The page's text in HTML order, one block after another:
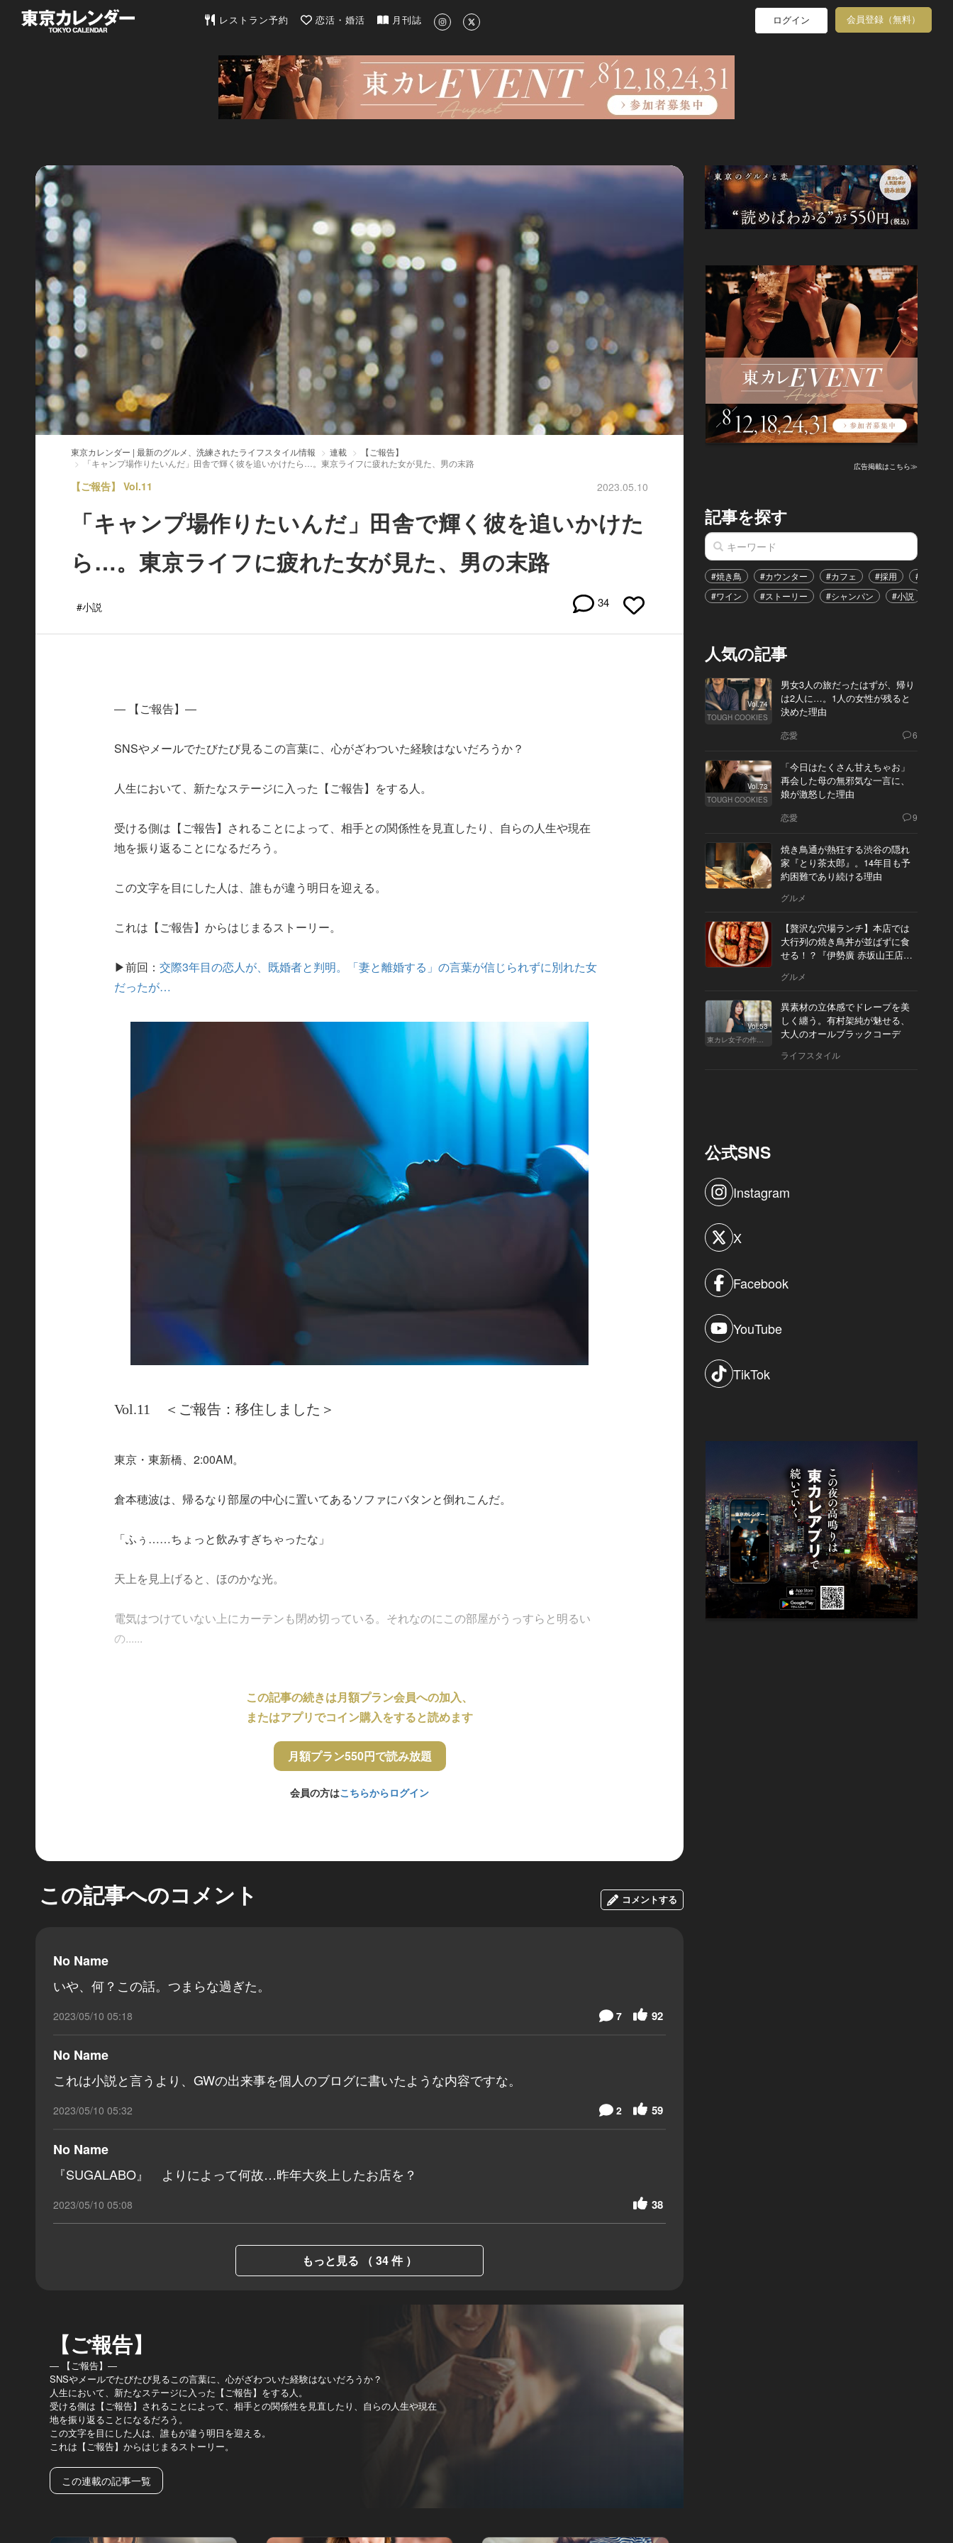
東京カレンダー | 最新のグルメ、洗練されたライフスタイル情報
レストラン予約 恋活・婚活 月刊誌 ログイン 会員登録（無料）
東京カレンダー | 最新のグルメ、洗練されたライフスタイル情報 連載
【ご報告】
「キャンプ場作りたいんだ」田舎で輝く彼を追いかけたら…。東京ライフに疲れた女が見た、男の末路
【ご報告】 Vol.11 2023.05.10
「キャンプ場作りたいんだ」田舎で輝く彼を追いかけた
ら…。東京ライフに疲れた女が見た、男の末路
#小説 34
― 【ご報告】―
SNSやメールでたびたび見るこの言葉に、心がざわついた経験はないだろうか？
人生において、新たなステージに入った【ご報告】をする人。
受ける側は【ご報告】されることによって、相手との関係性を見直したり、自らの人生や現在
地を振り返ることになるだろう。
この文字を目にした人は、誰もが違う明日を迎える。
これは【ご報告】からはじまるストーリー。
▶前回：交際3年目の恋人が、既婚者と判明。「妻と離婚する」の言葉が信じられずに別れた女
だったが…
Vol.11 ＜ご報告：移住しました＞
東京・東新橋、2:00AM。
倉本穂波は、帰るなり部屋の中心に置いてあるソファにバタンと倒れこんだ。
「ふぅ……ちょっと飲みすぎちゃったな」
天上を見上げると、ほのかな光。
電気はつけていない上にカーテンも閉め切っている。それなのにこの部屋がうっすらと明るい
の......
この記事の続きは月額プラン会員への加入、
またはアプリでコイン購入をすると読めます
月額プラン550円で読み放題
会員の方はこちらからログイン
この記事へのコメント コメントする
No Name
いや、何？この話。つまらな過ぎた。
2023/05/10 05:18 92
7
No Name
これは小説と言うより、GWの出来事を個人のブログに書いたような内容ですな。
2023/05/10 05:32 59
2
No Name
『SUGALABO』 よりによって何故…昨年大炎上したお店を？
2023/05/10 05:08 38
もっと見る （ 34 件 ）
【ご報告】
― 【ご報告】―
SNSやメールでたびたび見るこの言葉に、心がざわついた経験はないだろうか？
人生において、新たなステージに入った【ご報告】をする人。
受ける側は【ご報告】されることによって、相手との関係性を見直したり、自らの人生や現在
地を振り返ることになるだろう。
この文字を目にした人は、誰もが違う明日を迎える。
これは【ご報告】からはじまるストーリー。
この連載の記事一覧
広告掲載はこちら≫
記事を探す
#焼き鳥 #カウンター #カフェ #採用
#恋愛
#ワイン
#ストーリー #シャンパン #小説
人気の記事
Vol.74
TOUGH COOKIES
男女3人の旅だったはずが、帰り
は2人に…。1人の女性が残ると
決めた理由
恋愛 6
Vol.73
TOUGH COOKIES
「今日はたくさん甘えちゃお」
再会した母の無邪気な一言に、
娘が激怒した理由
恋愛 9
焼き鳥通が熱狂する渋谷の隠れ
家『とり茶太郎』。14年目も予
約困難であり続ける理由
グルメ
【贅沢な穴場ランチ】本店では
大行列の焼き鳥丼が並ばずに食
せる！？『伊勢廣 赤坂山王店』
グルメ
Vol.53
東カレ女子の作り方
異素材の立体感でドレープを美
しく纏う。有村架純が魅せる、
大人のオールブラックコーデ
ライフスタイル
公式SNS
Instagram
X
Facebook
YouTube
TikTok